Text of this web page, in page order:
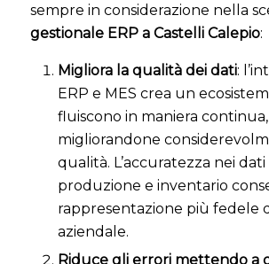
sempre in considerazione nella
gestionale ERP a Castelli Calepio:
Migliora la qualità dei dati:
ERP e MES crea un
fluiscono in maniera continua,
migliorandone
qualità. L’accuratezza nei dati
produzione e inventario
rappresentazione più fedele
aziendale.
Riduce gli errori mettendo a